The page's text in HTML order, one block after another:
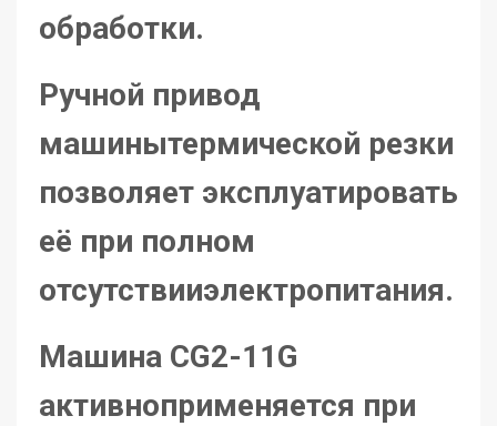
обработки.
Ручной привод
машинытермической резки
позволяет эксплуатировать
её при полном
отсутствииэлектропитания.
Машина CG2-11G
активноприменяется при